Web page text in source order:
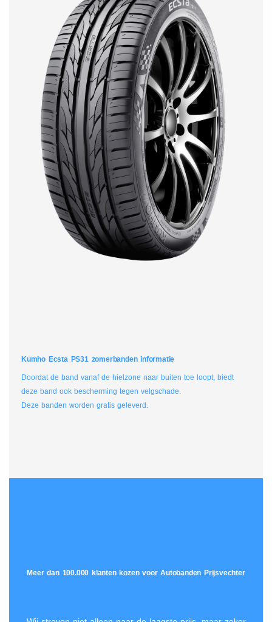
Kumho Ecsta PS31 zomerbanden informatie
Doordat de band vanaf de hielzone naar buiten toe loopt, biedt
deze band ook bescherming tegen velgschade.
Deze banden worden gratis geleverd.
Meer dan 100.000 klanten kozen voor Autobanden Prijsvechter